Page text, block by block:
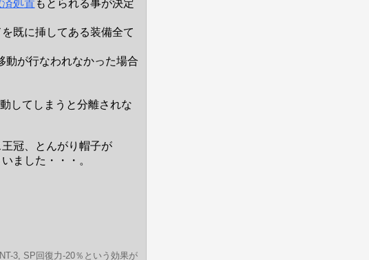
処置 もとられる事が決定
既に挿してある装備全て
動が行なわれなかった場合
してしまうと分離されな
冠、とんがり帽子が
ました・・・。
3, SP回復力-20％という効果が